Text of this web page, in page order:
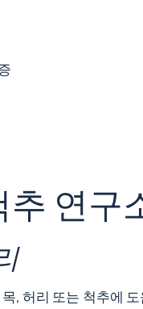
추 연구
, 허리 또는 척추에